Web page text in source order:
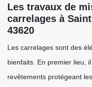
Les travaux de
carrelages à
43620
Les carrelages sont des
bienfaits. En premier lieu,
revêtements protégeant